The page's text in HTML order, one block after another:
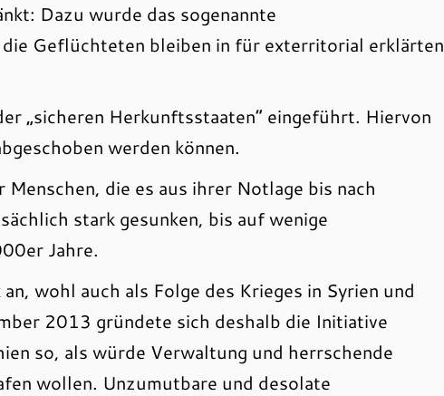
Dazu wurde das sogenannte
Geflüchteten bleiben in für exterritorial erklärten
„sicheren Herkunftsstaaten“ eingeführt. Hiervon
werden können.
die es aus ihrer Notlage bis nach
stark gesunken, bis auf wenige
Jahre.
wohl auch als Folge des Krieges in Syrien und
2013 gründete sich deshalb die Initiative
so, als würde Verwaltung und herrschende
wollen. Unzumutbare und desolate